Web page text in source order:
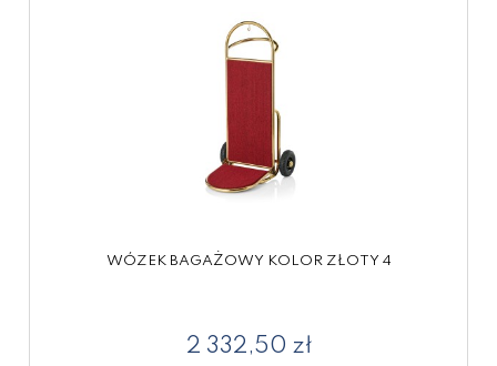
WÓZEK BAGAŻOWY KOLOR ZŁOTY 4
2 332,50 zł